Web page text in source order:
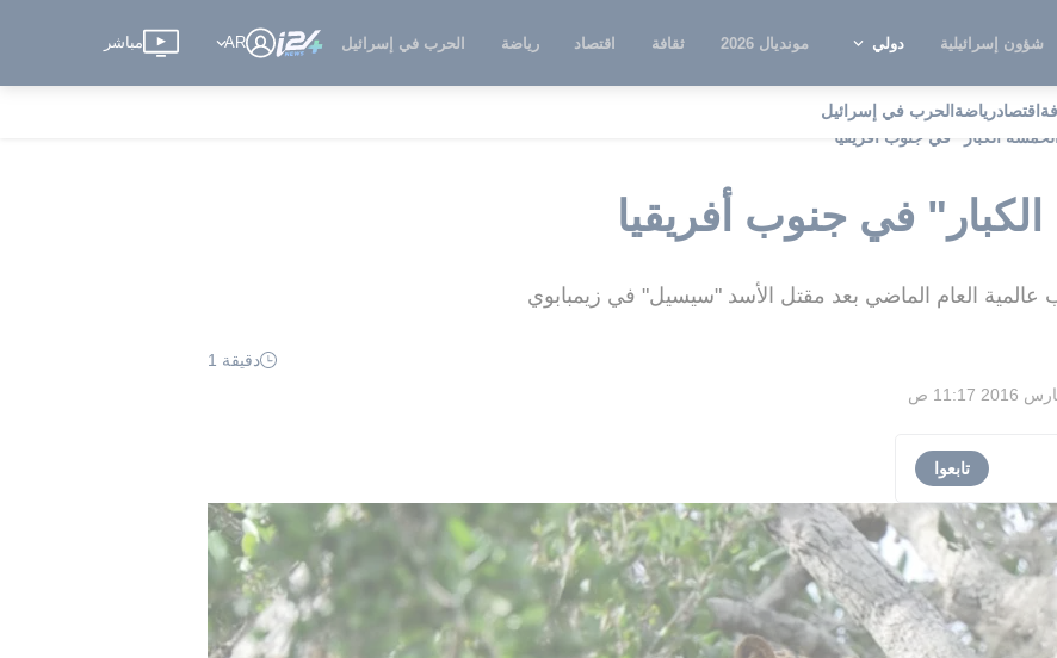
شؤون إسرائيلية دولي مونديال 2026 ثقافة اقتصاد رياضة الحرب في إسرائيل AR مباشر
اقتصادرياضة الحرب في إسرائيل
الكبار" في جنوب أفريقيا
في جنوب أفريقيا
العام الماضي بعد مقتل الأسد "سيسيل" في زيمبابوي
دقيقة 1
تابعوا